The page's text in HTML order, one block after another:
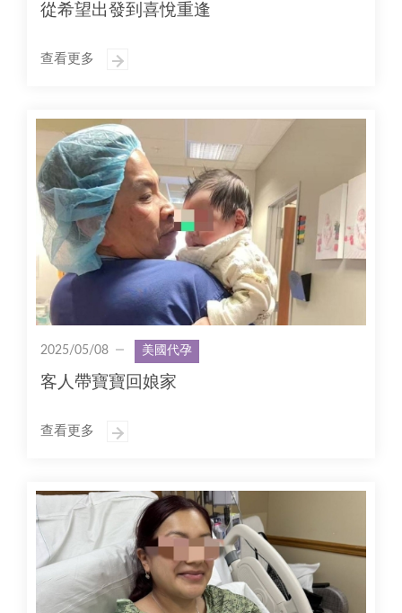
從希望出發到喜悅重逢
查看更多
2025/05/08 美國代孕
客人帶寶寶回娘家
查看更多